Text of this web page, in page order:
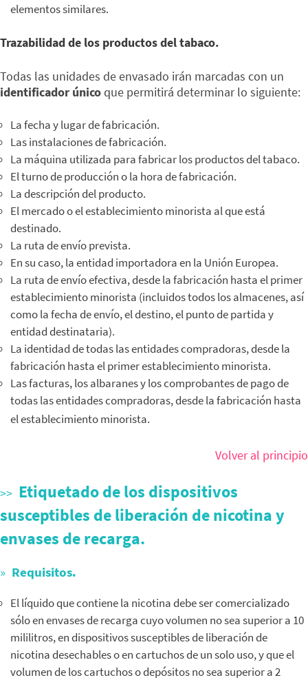
elementos similares.
Trazabilidad de los productos del tabaco.
Todas las unidades de envasado irán marcadas con un
identificador únicoque permitirá determinar lo siguiente:
La fecha y lugar de fabricación.
Las instalaciones de fabricación.
La máquina utilizada para fabricar los productos del tabaco.
El turno de producción o la hora de fabricación.
La descripción del producto.
El mercado o el establecimiento minorista al que está
destinado.
La ruta de envío prevista.
En su caso, la entidad importadora en la Unión Europea.
La ruta de envío efectiva, desde la fabricación hasta el primer
establecimiento minorista (incluidos todos los almacenes, así
como la fecha de envío, el destino, el punto de partida y
entidad destinataria).
La identidad de todas las entidades compradoras, desde la
fabricación hasta el primer establecimiento minorista.
Las facturas, los albaranes y los comprobantes de pago de
todas las entidades compradoras, desde la fabricación hasta
el establecimiento minorista.
Volver al principio
Etiquetado de los dispositivos
susceptibles de liberación de nicotina y
envases de recarga.
Requisitos.
El líquido que contiene la nicotina debe ser comercializado
sólo en envases de recarga cuyo volumen no sea superior a 10
mililitros, en dispositivos susceptibles de liberación de
nicotina desechables o en cartuchos de un solo uso, y que el
volumen de los cartuchos o depósitos no sea superior a 2